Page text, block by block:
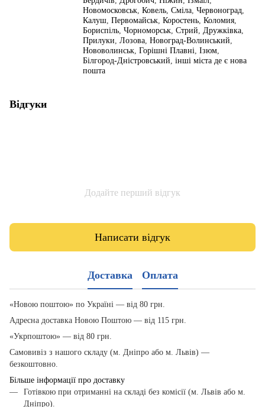
Новомосковськ, Ковель, Сміла, Червоноград,
Калуш, Первомайськ, Коростень, Коломия,
Бориспіль, Чорноморськ, Стрий, Дружківка,
Прилуки, Лозова, Новоград-Волинський,
Нововолинськ, Горішні Плавні, Ізюм,
Білгород-Дністровський, інші міста де є нова
пошта
Відгуки
Додайте перший відгук
Написати відгук
Доставка Оплата
«Новою поштою» по Україні — від 80 грн.
Адресна доставка Новою Поштою — від 115 грн.
«Укрпоштою» — від 80 грн.
Самовивіз з нашого складу (м. Дніпро або м. Львів) —
безкоштовно.
Більше інформації про доставку
Готівкою при отриманні на складі без комісії (м. Львів або м.
Дніпро).